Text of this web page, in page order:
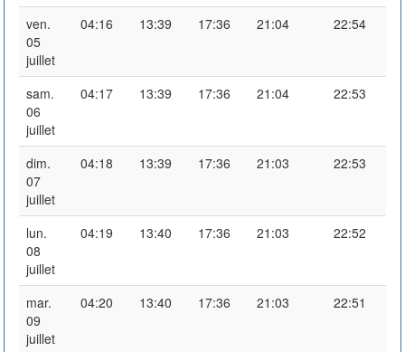
ven.
05
juillet
04:16 13:39 17:36 21:04 22:54
sam.
06
juillet
04:17 13:39 17:36 21:04 22:53
dim.
07
juillet
04:18 13:39 17:36 21:03 22:53
lun.
08
juillet
04:19 13:40 17:36 21:03 22:52
mar.
09
juillet
04:20 13:40 17:36 21:03 22:51